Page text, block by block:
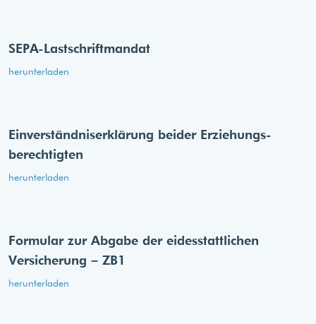
SEPA-Lastschriftmandat
herunterladen
Einverständnis­erklärung beider Erziehungs­
berechtigten
herunterladen
Formular zur Abgabe der eides­stattlichen
Versicherung – ZB1
herunterladen